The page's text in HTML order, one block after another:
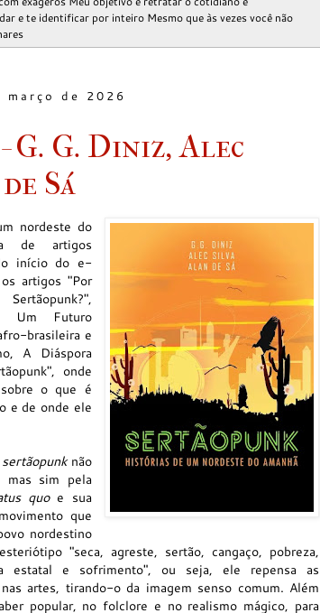
e te identificar por inteiro Mesmo que às vezes você não
de 2026
G. G. Diniz, Alec
Sá
nordeste do
de artigos
início do e-
artigos "Por
Um Futuro
brasileira e
A Diáspora
onde
o que é
e de onde ele
sertãopunknão
sim pela
quo e sua
que
nordestino
"seca, agreste, sertão, cangaço, pobreza,
estatal e sofrimento", ou seja, ele repensa as
artes, tirando-o da imagem senso comum. Além
popular, no folclore e no realismo mágico, para